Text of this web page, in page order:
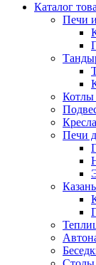
Каталог
Печи
Котлы
Печи